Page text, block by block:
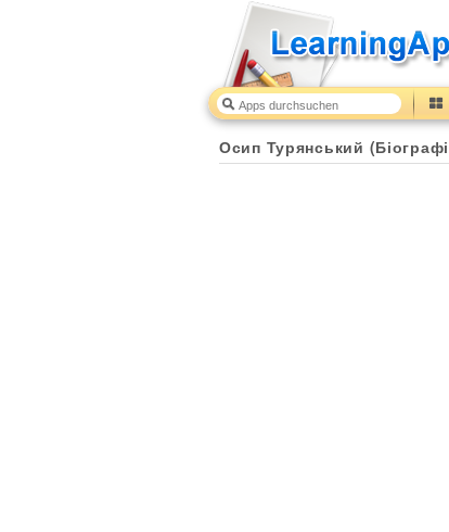
Осип Турянський